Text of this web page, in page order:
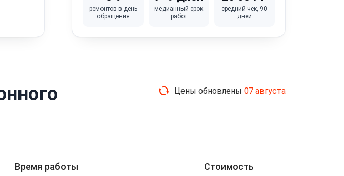
ремонтов в день
обращения
медианный срок
работ
средний чек, 90
дней
Цены обновлены 07 августа
Время работы Стоимость